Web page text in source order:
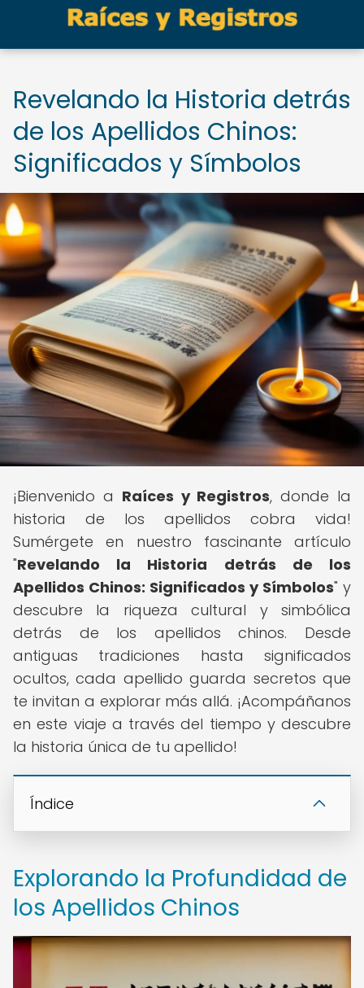
Revelando la Historia detrás
de los Apellidos Chinos:
Significados y Símbolos
¡Bienvenido a Raíces y Registros, donde la
historia de los apellidos cobra vida!
Sumérgete en nuestro fascinante artículo
"Revelando la Historia detrás de los
Apellidos Chinos: Significados y Símbolos" y
descubre la riqueza cultural y simbólica
detrás de los apellidos chinos. Desde
antiguas tradiciones hasta significados
ocultos, cada apellido guarda secretos que
te invitan a explorar más allá. ¡Acompáñanos
en este viaje a través del tiempo y descubre
la historia única de tu apellido!
Índice
Explorando la Profundidad de
los Apellidos Chinos